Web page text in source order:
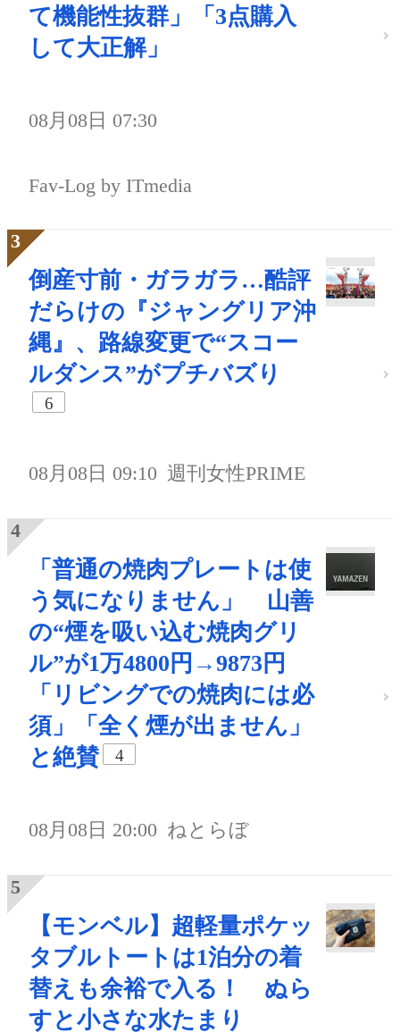
て機能性抜群」「3点購入
して大正解」
08月08日 07:30
Fav-Log by ITmedia
倒産寸前・ガラガラ…酷評
だらけの『ジャングリア沖
縄』、路線変更で“スコー
ルダンス”がプチバズり
6
08月08日 09:10 週刊女性PRIME
「普通の焼肉プレートは使
う気になりません」 山善
の“煙を吸い込む焼肉グリ
ル”が1万4800円→9873円
「リビングでの焼肉には必
須」「全く煙が出ません」
と絶賛
4
08月08日 20:00 ねとらぼ
【モンベル】超軽量ポケッ
タブルトートは1泊分の着
替えも余裕で入る！ ぬら
すと小さな水たまり